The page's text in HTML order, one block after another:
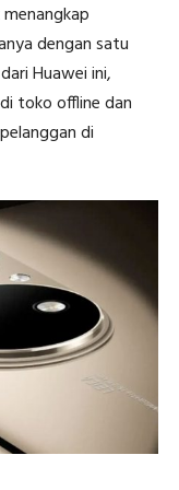
dengan satu
Huawei ini,
toko offline dan
di